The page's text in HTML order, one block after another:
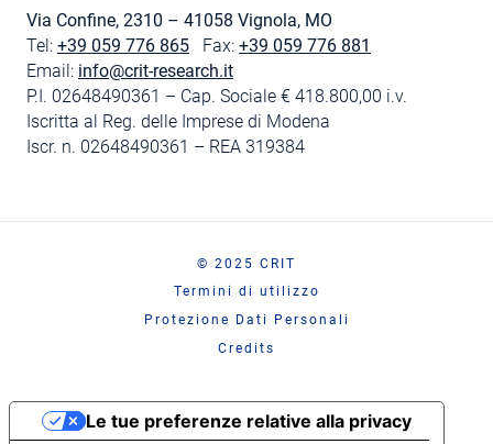
Via Confine, 2310 – 41058 Vignola, MO
Tel: +39 059 776 865 Fax: +39 059 776 881
Email: info@crit-research.it
P.I. 02648490361 – Cap. Sociale € 418.800,00 i.v.
Iscritta al Reg. delle Imprese di Modena
Iscr. n. 02648490361 – REA 319384
© 2025 CRIT
Termini di utilizzo
Protezione Dati Personali
Credits
Le tue preferenze relative alla privacy